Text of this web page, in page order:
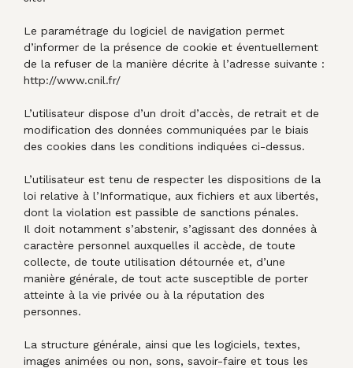
Le paramétrage du logiciel de navigation permet
d’informer de la présence de cookie et éventuellement
de la refuser de la manière décrite à l’adresse suivante :
http://www.cnil.fr/
L’utilisateur dispose d’un droit d’accès, de retrait et de
modification des données communiquées par le biais
des cookies dans les conditions indiquées ci-dessus.
L’utilisateur est tenu de respecter les dispositions de la
loi relative à l’Informatique, aux fichiers et aux libertés,
dont la violation est passible de sanctions pénales.
Il doit notamment s’abstenir, s’agissant des données à
caractère personnel auxquelles il accède, de toute
collecte, de toute utilisation détournée et, d’une
manière générale, de tout acte susceptible de porter
atteinte à la vie privée ou à la réputation des
personnes.
La structure générale, ainsi que les logiciels, textes,
images animées ou non, sons, savoir-faire et tous les